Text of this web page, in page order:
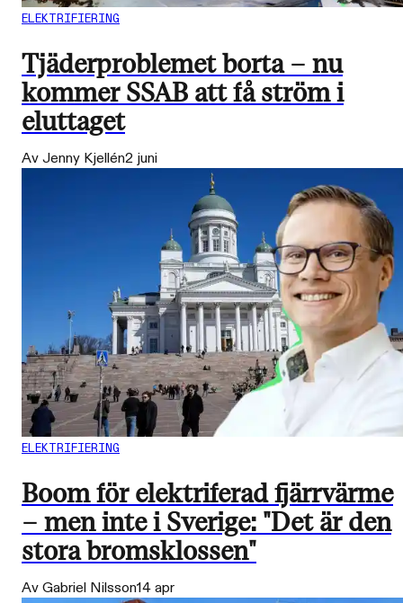
ELEKTRIFIERING
Tjäderproblemet borta – nu
kommer SSAB att få ström i
eluttaget
Av Jenny Kjellén2 juni
ELEKTRIFIERING
Boom för elektriferad fjärrvärme
– men inte i Sverige: "Det är den
stora bromsklossen"
Av Gabriel Nilsson14 apr